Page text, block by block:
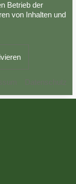
Betrieb der
von Inhalten und